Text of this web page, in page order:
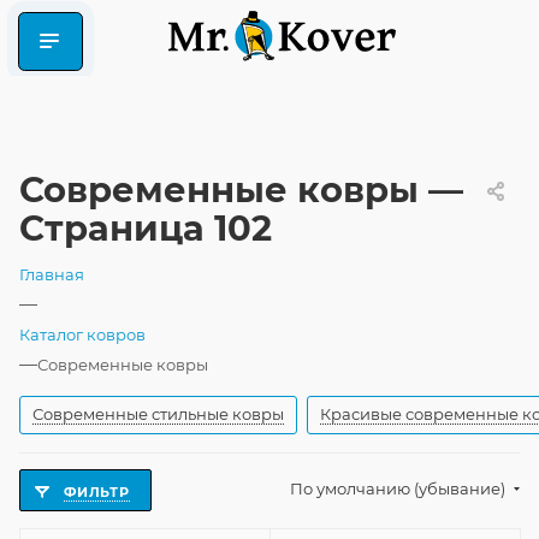
Современные ковры —
Страница 102
Главная
—
Каталог ковров
—Современные ковры
Современные стильные ковры Красивые современные
ФИЛЬТР По умолчанию (убывание)